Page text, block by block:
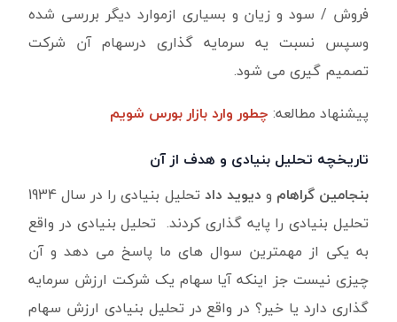
فروش / سود و زیان و بسیاری ازموارد دیگر بررسی شده
وسپس نسبت یه سرمایه گذاری درسهام آن شرکت
تصمیم گیری می شود.
پیشنهاد مطالعه: چطور وارد بازار بورس شویم
تاریخچه تحلیل بنیادی و هدف از آن
بنجامین گراهام و دیوید داد
تحلیل بنیادی را در سال 1934
تحلیل بنیادی را پایه گذاری کردند. تحلیل بنیادی در واقع
به یکی از مهمترین سوال های ما پاسخ می دهد و آن
چیزی نیست جز اینکه آیا سهام یک شرکت ارزش سرمایه
گذاری دارد یا خیر؟ در واقع در تحلیل بنیادی ارزش سهام